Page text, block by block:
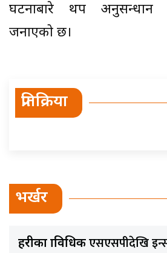
घटनाबारे थप अनुसन्धान
जनाएको छ।
प्रतिक्रिया
भर्खर
प्रहरीका प्राविधिकएसएसपीदेखि